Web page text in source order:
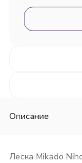
Описание
Леска Mikado